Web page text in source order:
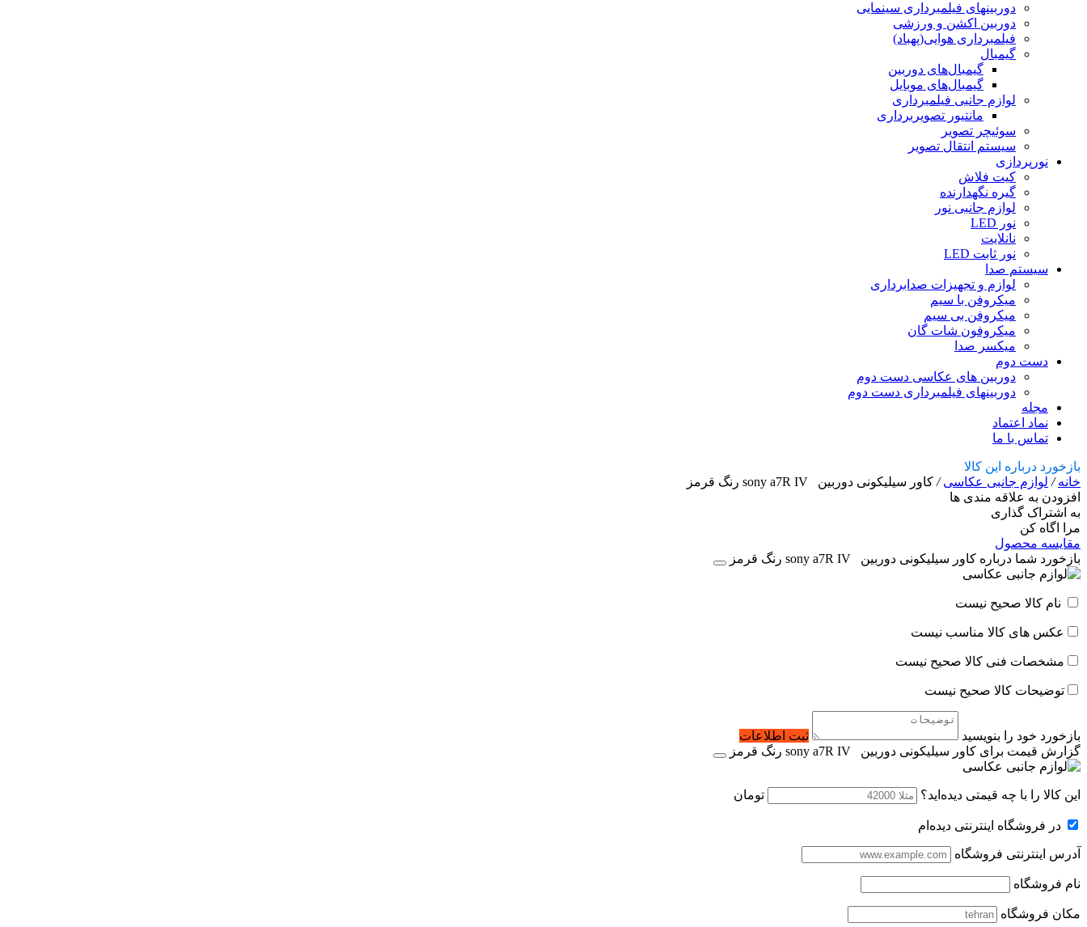
دوربینهای فیلمبرداری سینمایی
دوربین اکشن و ورزشی
فیلمبرداری هوایی(پهباد)
گیمبال
گیمبال‌های دوربین
گیمبال‌های موبایل
لوازم جانبی فیلمبرداری
مانتیور تصویربرداری
سوئیچر تصویر
سیستم انتقال تصویر
نورپردازی
کیت فلاش
گیره نگهدارنده
لوازم جانبی نور
نور LED
نانلایت
نور ثابت LED
سیستم صدا
لوازم و تجهیزات صدابرداری
میکروفن با سیم
میکروفن بی سیم
میکروفون شات گان
میکسر صدا
دست دوم
دوربین های عکاسی دست دوم
دوربینهای فیلمبرداری دست دوم
مجله
نماد اعتماد
تماس با ما
بازخورد درباره این کالا
خانه/ لوازم جانبی عکاسی/ کاور سیلیکونی دوربین sony a7R IV رنگ قرمز
افزودن به علاقه مندی ها
به اشتراک گذاری
مرا اگاه کن
مقایسه محصول
بازخورد شما درباره کاور سیلیکونی دوربین sony a7R IV رنگ قرمز
نام کالا صحیح نیست
عکس های کالا مناسب نیست
مشخصات فنی کالا صحیح نیست
توضیحات کالا صحیح نیست
بازخورد خود را بنویسید
ثبت اطلاعات
گزارش قیمت برای کاور سیلیکونی دوربین sony a7R IV رنگ قرمز
این کالا را با چه قیمتی دیده‌اید؟ تومان
در فروشگاه اینترنتی دیده‌ام
آدرس اینترنتی فروشگاه
نام فروشگاه
مکان فروشگاه